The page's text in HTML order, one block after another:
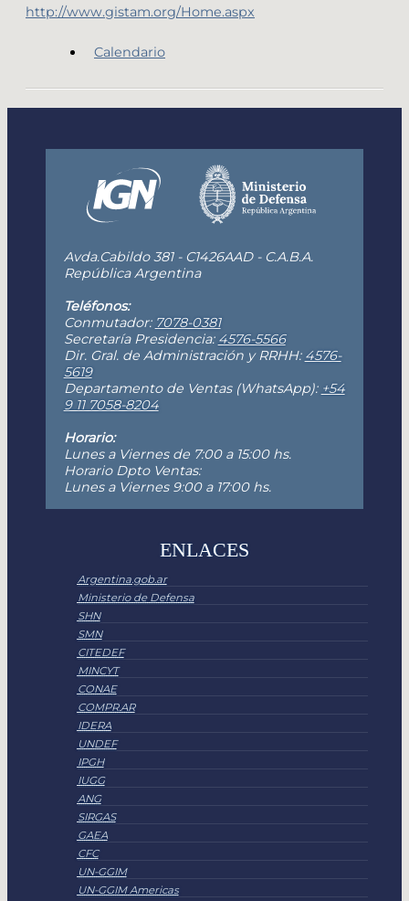
http://www.gistam.org/Home.aspx
Calendario
Avda.Cabildo 381 - C1426AAD - C.A.B.A.
República Argentina
Teléfonos:
Conmutador: 7078-0381
Secretaría Presidencia: 4576-5566
Dir. Gral. de Administración y RRHH: 4576-
5619
Departamento de Ventas (WhatsApp): +54
9 11 7058-8204
Horario:
Lunes a Viernes de 7:00 a 15:00 hs.
Horario Dpto Ventas:
Lunes a Viernes 9:00 a 17:00 hs.
ENLACES
Argentina.gob.ar
Ministerio de Defensa
SHN
SMN
CITEDEF
MINCYT
CONAE
COMPR.AR
IDERA
UNDEF
IPGH
IUGG
ANG
SIRGAS
GAEA
CFC
UN-GGIM
UN-GGIM Americas